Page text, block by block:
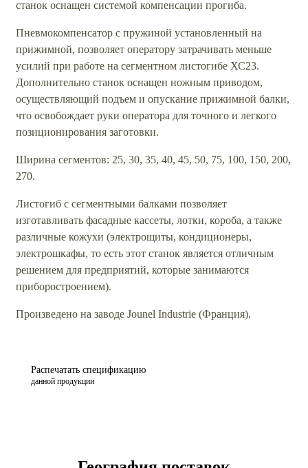
станок оснащен системой компенсации прогиба.
Пневмокомпенсатор с пружиной установленный на
прижимной, позволяет оператору затрачивать меньше
усилий при работе на сегментном листогибе ХС23.
Дополнительно станок оснащен ножным приводом,
осуществляющий подъем и опускание прижимной балки,
что освобождает руки оператора для точного и легкого
позиционирования заготовки.
Ширина сегментов: 25, 30, 35, 40, 45, 50, 75, 100, 150, 200,
270.
Листогиб с сегментными балками позволяет
изготавливать фасадные кассеты, лотки, короба, а также
различные кожухи (электрощиты, кондиционеры,
электрошкафы, то есть этот станок является отличным
решением для предприятий, которые занимаются
приборостроением).
Произведено на заводе Jounel Industrie (Франция).
Распечатать спецификацию
данной продукции